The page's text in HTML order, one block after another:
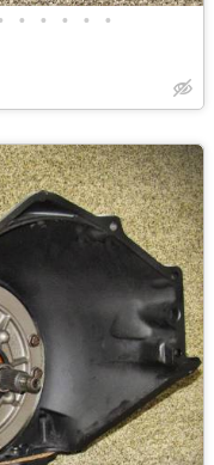
• • • • •